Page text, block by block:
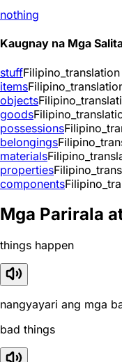
nothing
Kaugnay na Mga
stuffFilipino_translation
items
objects
goods
possessions
belongings
materials
properties
components
Mga Parirala
things happen
nangyayari ang mga
bad things